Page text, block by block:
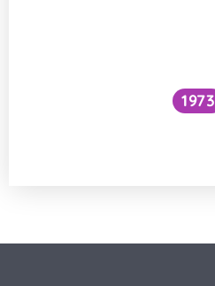
1973